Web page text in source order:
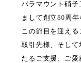
パラマウント硝子
まして創立80周
この節目を迎え
取引先様、そし
たるご支援、ご